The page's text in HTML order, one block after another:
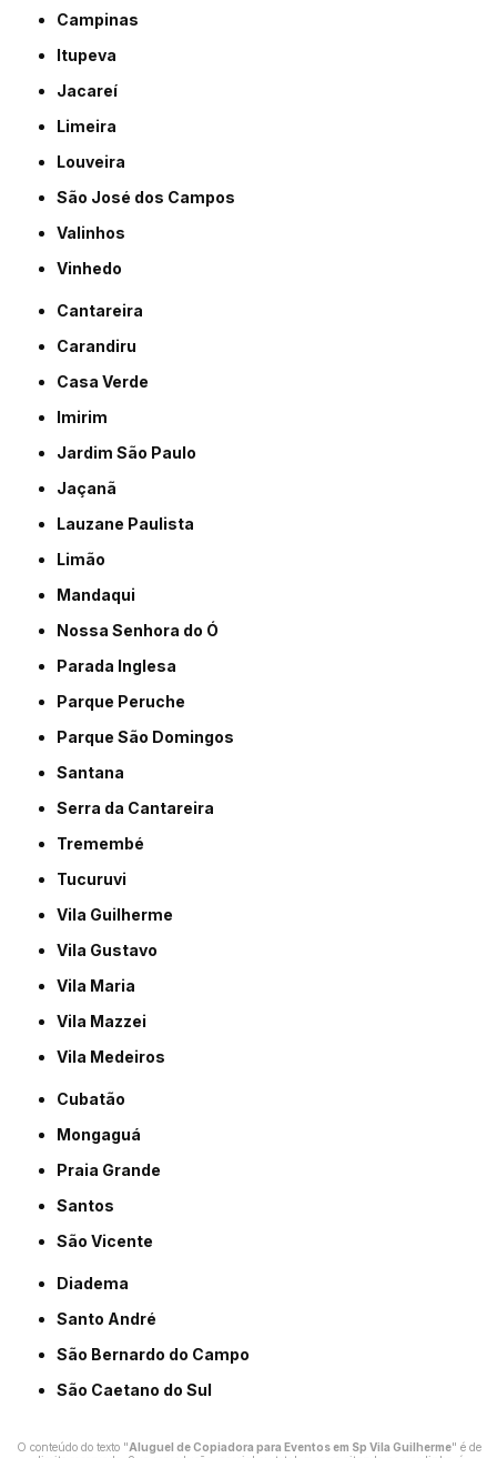
Campinas
Itupeva
Jacareí
Limeira
Louveira
São José dos Campos
Valinhos
Vinhedo
Cantareira
Carandiru
Casa Verde
Imirim
Jardim São Paulo
Jaçanã
Lauzane Paulista
Limão
Mandaqui
Nossa Senhora do Ó
Parada Inglesa
Parque Peruche
Parque São Domingos
Santana
Serra da Cantareira
Tremembé
Tucuruvi
Vila Guilherme
Vila Gustavo
Vila Maria
Vila Mazzei
Vila Medeiros
Cubatão
Mongaguá
Praia Grande
Santos
São Vicente
Diadema
Santo André
São Bernardo do Campo
São Caetano do Sul
O conteúdo do texto "Aluguel de Copiadora para Eventos em Sp Vila Guilherme" é de